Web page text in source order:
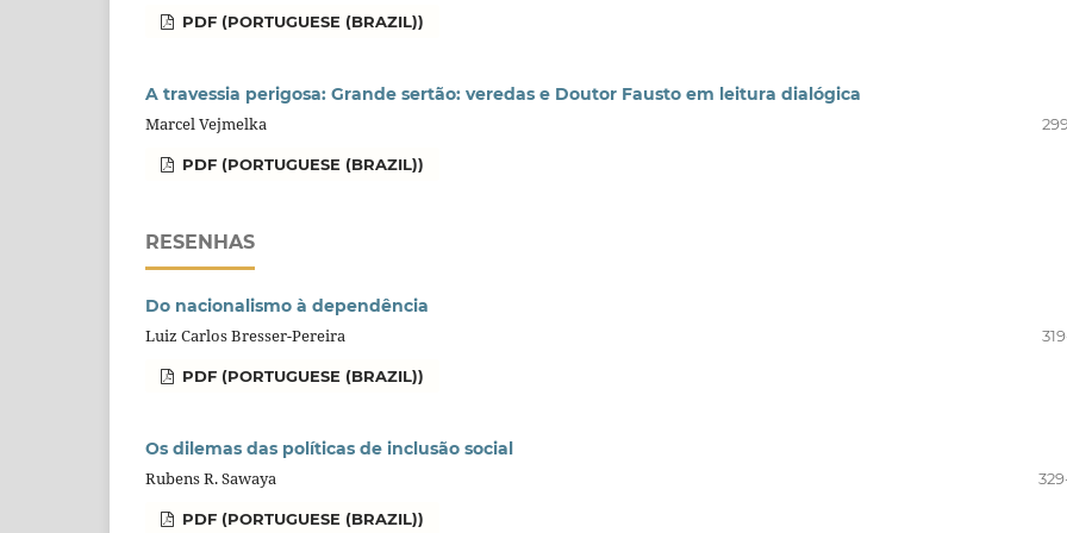
PDF (PORTUGUESE (BRAZIL))
A travessia perigosa: Grande sertão: veredas e Doutor Fausto em leitura dialógica
Marcel Vejmelka
PDF (PORTUGUESE (BRAZIL))
RESENHAS
Do nacionalismo à dependência
Luiz Carlos Bresser-Pereira
PDF (PORTUGUESE (BRAZIL))
Os dilemas das políticas de inclusão social
Rubens R. Sawaya
PDF (PORTUGUESE (BRAZIL))